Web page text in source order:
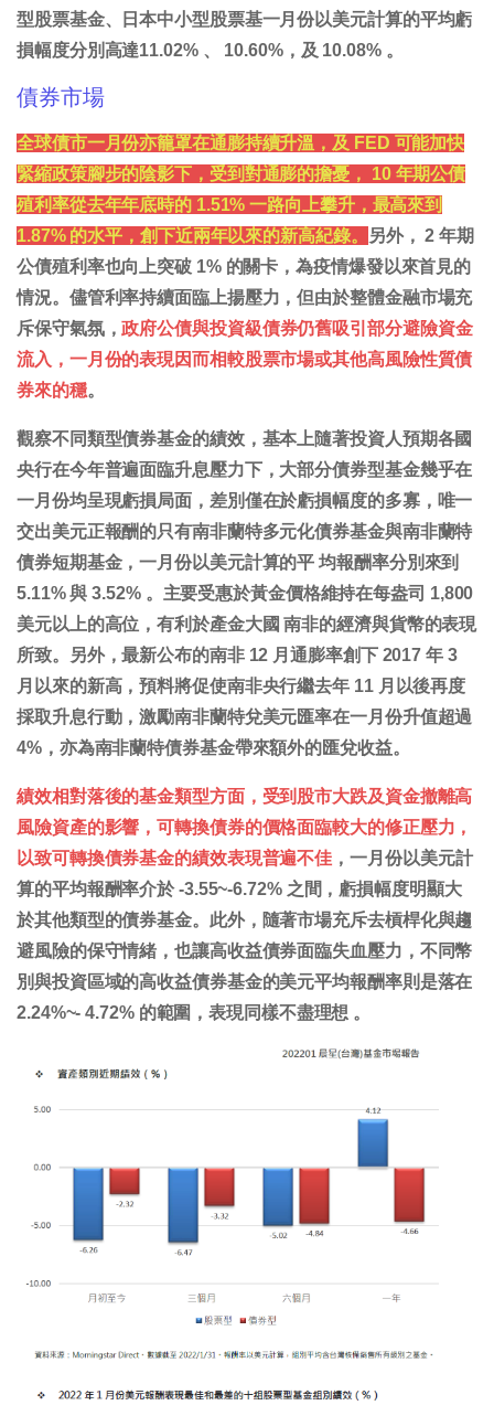
型股票基金、日本中小型股票基一月份以美元計算的平均虧
損幅度分別高達11.02% 、 10.60%，及 10.08% 。
債券市場
全球債市一月份亦籠罩在通膨持續升溫，及 FED 可能加快
緊縮政策腳步的陰影下，受到對通膨的擔憂， 10 年期公債
殖利率從去年年底時的 1.51% 一路向上攀升，最高來到
1.87% 的水平，創下近兩年以來的新高紀錄。
另外， 2 年期
公債殖利率也向上突破 1% 的關卡，為疫情爆發以來首見的
情況。儘管利率持續面臨上揚壓力，但由於整體金融市場充
斥保守氣氛，政府公債與投資級債券仍舊吸引部分避險資金
流入，一月份的表現因而相較股票市場或其他高風險性質債
券來的穩。
觀察不同類型債券基金的績效，基本上隨著投資人預期各國
央行在今年普遍面臨升息壓力下，大部分債券型基金幾乎在
一月份均呈現虧損局面，差別僅在於虧損幅度的多寡，唯一
交出美元正報酬的只有南非蘭特多元化債券基金與南非蘭特
債券短期基金，一月份以美元計算的平 均報酬率分別來到
5.11% 與 3.52% 。主要受惠於黃金價格維持在每盎司 1,800
美元以上的高位，有利於產金大國 南非的經濟與貨幣的表現
所致。另外，最新公布的南非 12 月通膨率創下 2017 年 3
月以來的新高，預料將促使南非央行繼去年 11 月以後再度
採取升息行動，激勵南非蘭特兌美元匯率在一月份升值超過
4%，亦為南非蘭特債券基金帶來額外的匯兌收益。
績效相對落後的基金類型方面，受到股市大跌及資金撤離高
風險資產的影響，可轉換債券的價格面臨較大的修正壓力，
以致可轉換債券基金的績效表現普遍不佳 ，一月份以美元計
算的平均報酬率介於 -3.55~-6.72% 之間，虧損幅度明顯大
於其他類型的債券基金。此外，隨著市場充斥去槓桿化與趨
避風險的保守情緒，也讓高收益債券面臨失血壓力，不同幣
別與投資區域的高收益債券基金的美元平均報酬率則是落在
2.24%~- 4.72% 的範圍，表現同樣不盡理想 。